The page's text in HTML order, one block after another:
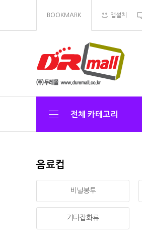
BOOKMARK 앱설치
전체 카테고리
음료컵
비닐봉투
기타잡화류